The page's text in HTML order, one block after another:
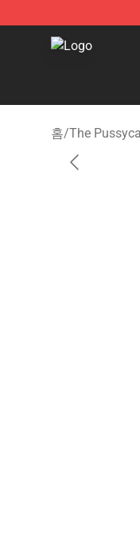
The Pussycat
홈/The